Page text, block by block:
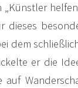
„Künstler
dieses
dem
er die
auf